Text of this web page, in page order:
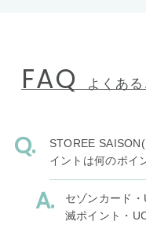
FAQ よくあ
STOREE
イントは何のポイ
セゾンカード
滅ポイント・